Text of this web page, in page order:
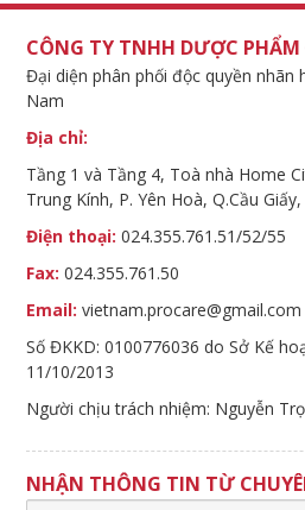
CÔNG TY TNHH DƯỢC
Đại diện phân phối độc quyền nhãn
Nam
Địa chỉ:
Tầng 1 và Tầng 4, Toà nhà Home
Trung Kính, P. Yên Hoà, Q.Cầu
Điện thoại: 024.355.761.51/52/55
Fax: 024.355.761.50
Email: vietnam.procare@gmail.com
Số ĐKKD: 0100776036 do Sở Kế
11/10/2013
Người chịu trách nhiệm: Nguyễn
NHẬN THÔNG TIN TỪ